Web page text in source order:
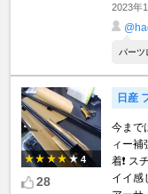
2023年
パーツ
4
28
日産
今まで
ィー補
着❗ ス
イイ感